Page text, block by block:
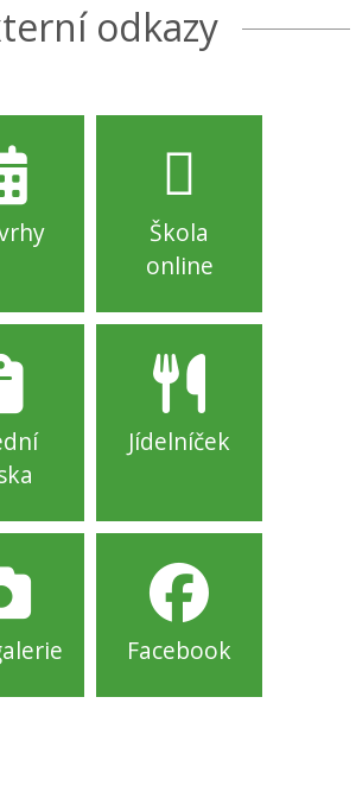
odkazy
Škola
online
Jídelníček
Facebook